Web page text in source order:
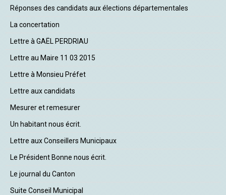
Réponses des candidats aux élections départementales
La concertation
Lettre à GAËL PERDRIAU
Lettre au Maire 11 03 2015
Lettre à Monsieu Préfet
Lettre aux candidats
Mesurer et remesurer
Un habitant nous écrit.
Lettre aux Conseillers Municipaux
Le Président Bonne nous écrit.
Le journal du Canton
Suite Conseil Municipal